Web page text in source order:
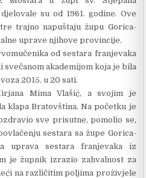
su od 1961. godine. Ove
trajno napuštaju župu Gorica-
uprave njihove provincije.
od sestara franjevaka
akademijom koja je bila
2015. u 20 sati.
Mima Vlašić, a svojim je
klapa Bratovština. Na početku je
sve prisutne, pomolio se,
sestara sa župe Gorica-
uprava sestara franjevaka iz
je župnik izrazio zahvalnost za
na različitim poljima proživjele